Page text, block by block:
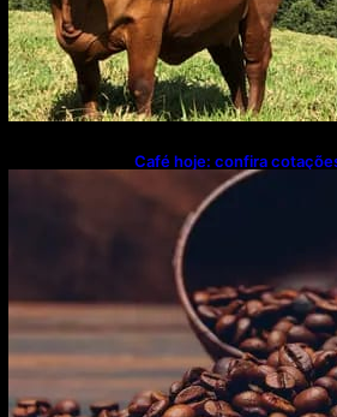
Café hoje: confira